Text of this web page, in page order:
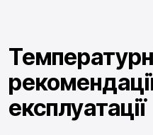
експлуатації